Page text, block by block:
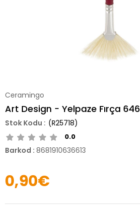
Ceramingo
Art Design - Yelpaze Fırça 646
(R25718)
0.0
Barkod : 8681910636613
0,90€